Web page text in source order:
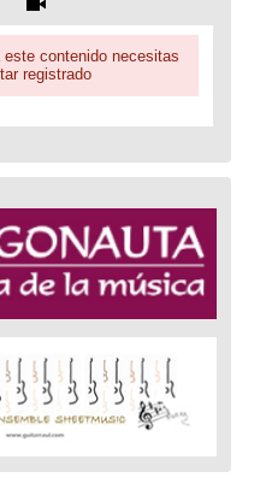
este contenido necesitas
registrado